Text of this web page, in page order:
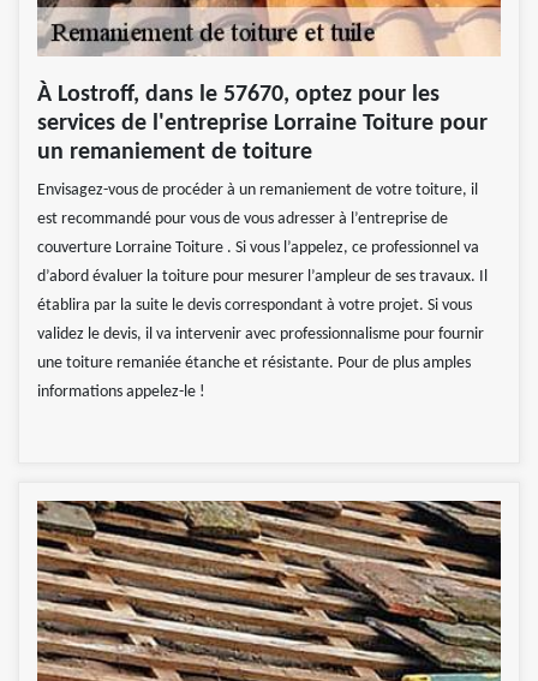
À Lostroff, dans le 57670, optez pour les
services de l'entreprise Lorraine Toiture pour
un remaniement de toiture
Envisagez-vous de procéder à un remaniement de votre toiture, il
est recommandé pour vous de vous adresser à l’entreprise de
couverture Lorraine Toiture . Si vous l’appelez, ce professionnel va
d’abord évaluer la toiture pour mesurer l’ampleur de ses travaux. Il
établira par la suite le devis correspondant à votre projet. Si vous
validez le devis, il va intervenir avec professionnalisme pour fournir
une toiture remaniée étanche et résistante. Pour de plus amples
informations appelez-le !